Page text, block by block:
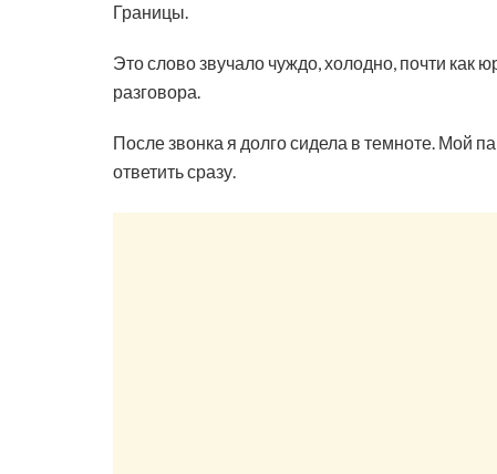
Границы.
Это слово звучало чуждо, холодно, почти как
разговора.
После звонка я долго сидела в темноте. Мой
ответить сразу.